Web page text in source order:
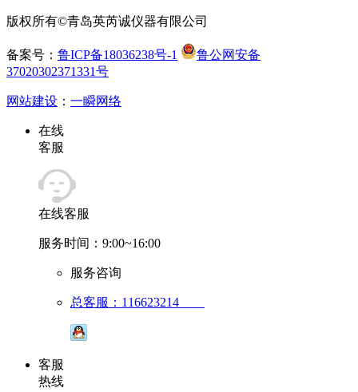
版权所有©青岛英芮诚仪器有限公司
备案号： 鲁ICP备18036238号-1
鲁公网安备
37020302371331号
网站建设 ： 一瞬网络
在线
客服
在线客服
服务时间：9:00~16:00
服务咨询
总客服：116623214
客服
热线